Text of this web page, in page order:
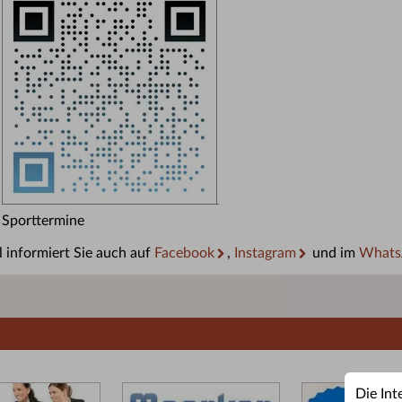
Die
Sporttermine
informiert Sie auch auf Facebook , Instagram und im